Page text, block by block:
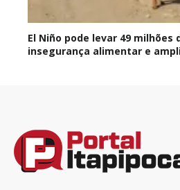
El Niño pode levar 49 milhões
insegurança alimentar e